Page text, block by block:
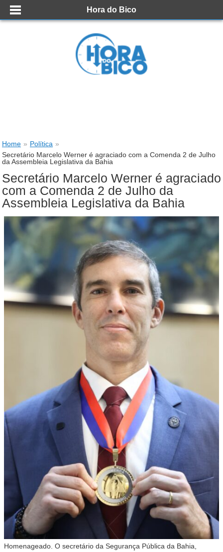
Hora do Bico
Home » Política »
Secretário Marcelo Werner é agraciado com a Comenda 2 de Julho
da Assembleia Legislativa da Bahia
Secretário Marcelo Werner é agraciado
com a Comenda 2 de Julho da
Assembleia Legislativa da Bahia
Homenageado. O secretário da Segurança Pública da Bahia,